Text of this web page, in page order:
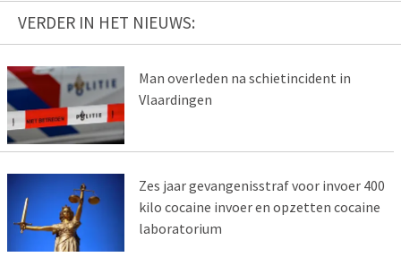
VERDER IN HET NIEUWS:
Man overleden na schietincident in
Vlaardingen
Zes jaar gevangenisstraf voor invoer 400
kilo cocaine invoer en opzetten cocaine
laboratorium